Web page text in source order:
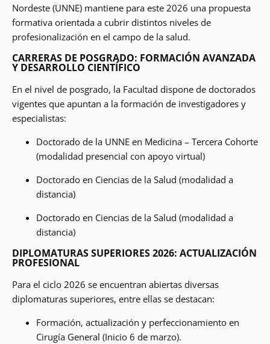
Nordeste (UNNE) mantiene para este 2026 una propuesta
formativa orientada a cubrir distintos niveles de
profesionalización en el campo de la salud.
CARRERAS DE POSGRADO: FORMACIÓN AVANZADA
Y DESARROLLO CIENTÍFICO
En el nivel de posgrado, la Facultad dispone de doctorados
vigentes que apuntan a la formación de investigadores y
especialistas:
Doctorado de la UNNE en Medicina – Tercera Cohorte
(modalidad presencial con apoyo virtual)
Doctorado en Ciencias de la Salud (modalidad a
distancia)
Doctorado en Ciencias de la Salud (modalidad a
distancia)
DIPLOMATURAS SUPERIORES 2026: ACTUALIZACIÓN
PROFESIONAL
Para el ciclo 2026 se encuentran abiertas diversas
diplomaturas superiores, entre ellas se destacan:
Formación, actualización y perfeccionamiento en
Cirugía General (Inicio 6 de marzo).